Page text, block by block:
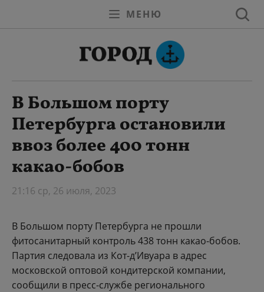
МЕНЮ
В Большом порту
Петербурга остановили
ввоз более 400 тонн
какао-бобов
21:16 ср, 26 июля, 2023
В Большом порту Петербурга не прошли
фитосанитарный контроль 438 тонн какао-бобов.
Партия следовала из Кот-д’Ивуара в адрес
московской оптовой кондитерской компании,
сообщили в пресс-службе регионального